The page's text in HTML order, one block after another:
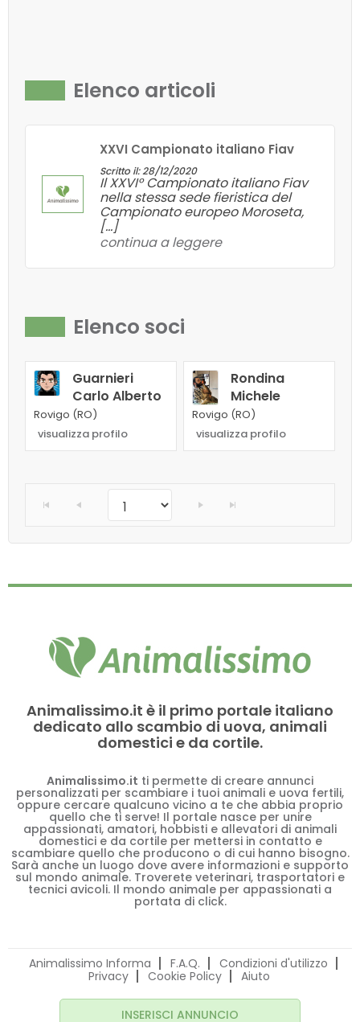
Elenco articoli
XXVI Campionato italiano Fiav
Scritto il: 28/12/2020
Il XXVI° Campionato italiano Fiav
nella stessa sede fieristica del
Campionato europeo Moroseta,
[...]
continua a leggere
Elenco soci
Guarnieri
Carlo Alberto
Rovigo (RO)
visualizza profilo
Rondina
Michele
Rovigo (RO)
visualizza profilo
Animalissimo.it è il primo portale italiano
dedicato allo scambio di uova, animali
domestici e da cortile.
Animalissimo.it ti permette di creare annunci
personalizzati per scambiare i tuoi animali e uova fertili,
oppure cercare qualcuno vicino a te che abbia proprio
quello che ti serve! Il portale nasce per unire
appassionati, amatori, hobbisti e allevatori di animali
domestici e da cortile per mettersi in contatto e
scambiare quello che producono o di cui hanno bisogno.
Sarà anche un luogo dove avere informazioni e supporto
sul mondo animale. Troverete veterinari, trasportatori e
tecnici avicoli. Il mondo animale per appassionati a
portata di click.
Animalissimo Informa F.A.Q.
Condizioni d'utilizzo
Privacy
Cookie Policy Aiuto
INSERISCI ANNUNCIO